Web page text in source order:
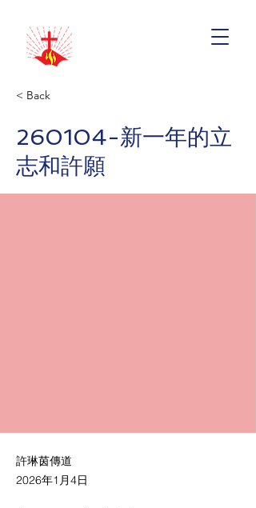
< Back
260104-新一年的立
志和許願
許琳茵傳道
2026年1月4日